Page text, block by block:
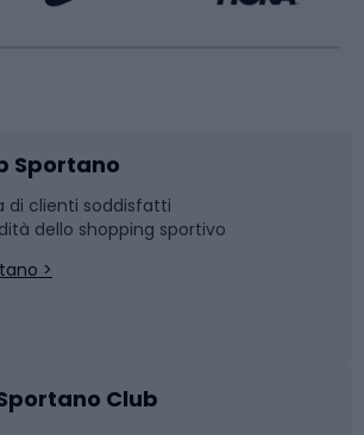
Sportano
di clienti soddisfatti
dello shopping sportivo
>
Club